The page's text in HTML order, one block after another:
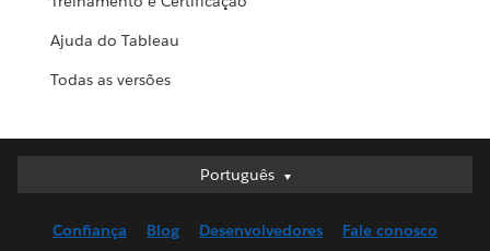
Ajuda do Tableau
Todas as versões
Português
Português
English (UK)
Confiança Blog Desenvolvedores Fale conosco